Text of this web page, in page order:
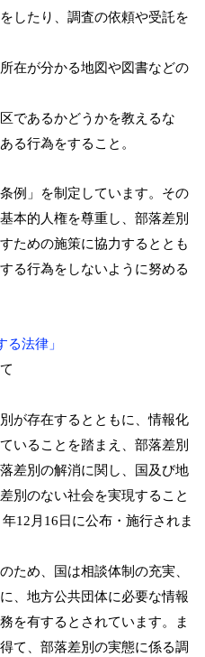
したり、調査の依頼や受託を
在が分かる地図や図書などの
であるかどうかを教えるな
る行為をすること。
例」を制定しています。その
本的人権を尊重し、部落差別
ための施策に協力するととも
る行為をしないように努める
法律」
が存在するとともに、情報化
いることを踏まえ、部落差別
差別の解消に関し、国及び地
別のない社会を実現すること
12月16日に公布・施行されま
ため、国は相談体制の充実、
、地方公共団体に必要な情報
を有するとされています。ま
て、部落差別の実態に係る調